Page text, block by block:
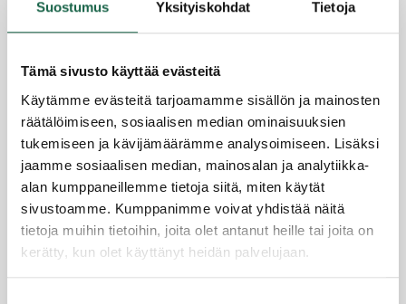
Suostumus Yksityiskohdat Tietoja
Tämä sivusto käyttää evästeitä
Käytämme evästeitä tarjoamamme sisällön ja mainosten
räätälöimiseen, sosiaalisen median ominaisuuksien
tukemiseen ja kävijämäärämme analysoimiseen. Lisäksi
jaamme sosiaalisen median, mainosalan ja analytiikka-
alan kumppaneillemme tietoja siitä, miten käytät
sivustoamme. Kumppanimme voivat yhdistää näitä
tietoja muihin tietoihin, joita olet antanut heille tai joita on
kerätty, kun olet käyttänyt heidän palvelujaan.
kestävän kehityksen ratkaisusta
4.10.2021